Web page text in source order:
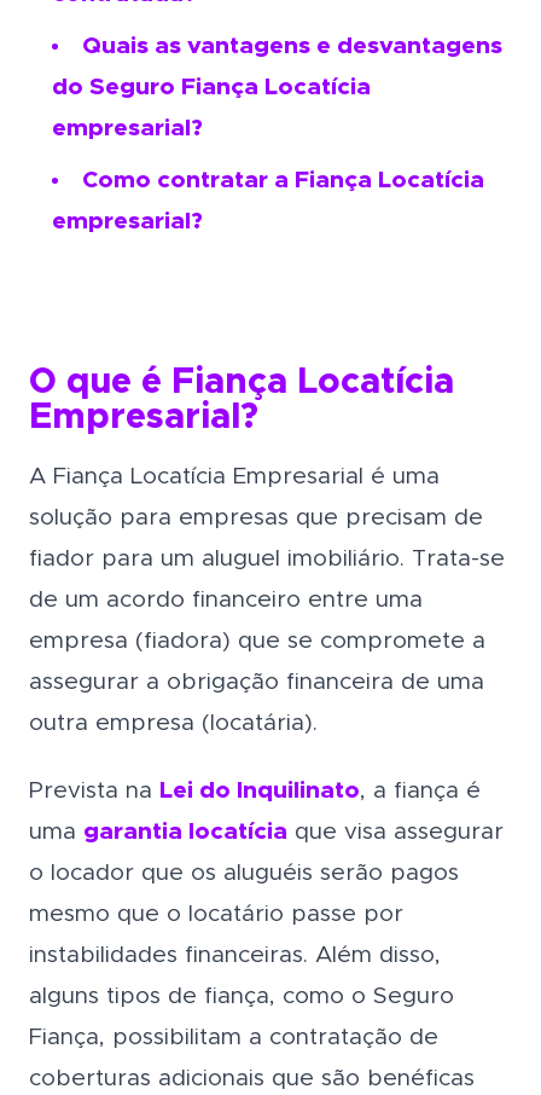
Quais as vantagens e desvantagens
do Seguro Fiança Locatícia
empresarial?
Como contratar a Fiança Locatícia
empresarial?
O que é Fiança Locatícia
Empresarial?
A Fiança Locatícia Empresarial é uma
solução para empresas que precisam de
fiador para um aluguel imobiliário. Trata-se
de um acordo financeiro entre uma
empresa (fiadora) que se compromete a
assegurar a obrigação financeira de uma
outra empresa (locatária).
Prevista na Lei do Inquilinato, a fiança é
uma garantia locatícia que visa assegurar
o locador que os aluguéis serão pagos
mesmo que o locatário passe por
instabilidades financeiras. Além disso,
alguns tipos de fiança, como o Seguro
Fiança, possibilitam a contratação de
coberturas adicionais que são benéficas